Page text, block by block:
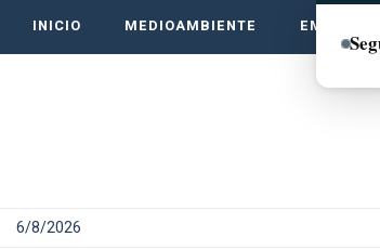
INICIO MEDIOAMBIENTE
6/8/2026